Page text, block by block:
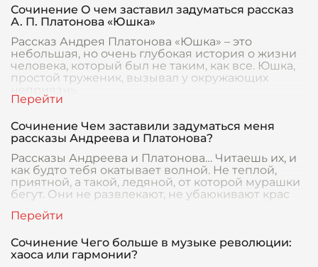
Сочинение О чем заставил задуматься рассказ
А. П. Платонова «Юшка»
Рассказ Андрея Платонова «Юшка» – это
небольшая, но очень глубокая история о жизни
человека, который был не таким, как все. Юшка,
простой труженик, вызывал у окружающих
Сочинение Чем заставили задуматься меня
рассказы Андреева и Платонова?
Рассказы Андреева и Платонова… Читаешь их, и
как будто тебя окатывает волной. Не теплой,
приятной, а такой, ледяной, от которой мурашки
бегут. Они не развлекают, не убаюкивают крас
Сочинение Чего больше в музыке революции:
хаоса или гармонии?